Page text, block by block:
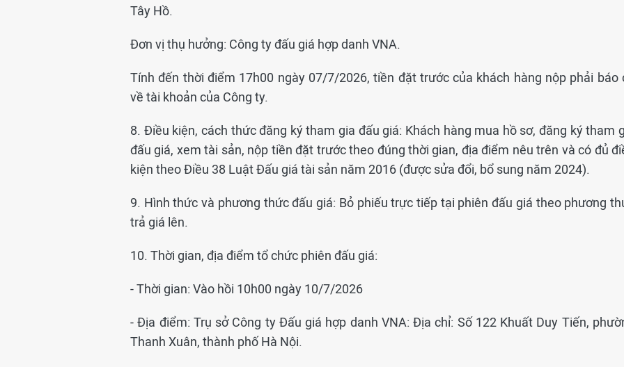
Tây Hồ.
Đơn vị thụ hưởng: Công ty đấu giá hợp danh VNA.
Tính đến thời điểm 17h00 ngày 07/7/2026, tiền đặt trước của khách hàng nộp phải báo
về tài khoản của Công ty.
8. Điều kiện, cách thức đăng ký tham gia đấu giá: Khách hàng mua hồ sơ, đăng ký tham
đấu giá, xem tài sản, nộp tiền đặt trước theo đúng thời gian, địa điểm nêu trên và có đủ
kiện theo Điều 38 Luật Đấu giá tài sản năm 2016 (được sửa đổi, bổ sung năm 2024).
9. Hình thức và phương thức đấu giá: Bỏ phiếu trực tiếp tại phiên đấu giá theo phương
trả giá lên.
10. Thời gian, địa điểm tổ chức phiên đấu giá:
- Thời gian: Vào hồi 10h00 ngày 10/7/2026
- Địa điểm: Trụ sở Công ty Đấu giá hợp danh VNA: Địa chỉ: Số 122 Khuất Duy Tiến,
Thanh Xuân, thành phố Hà Nội.